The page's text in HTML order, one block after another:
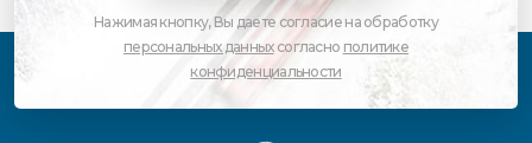
Нажимая кнопку, Вы даете согласие на обработку
персональных данныхсогласно политике
конфиденциальности